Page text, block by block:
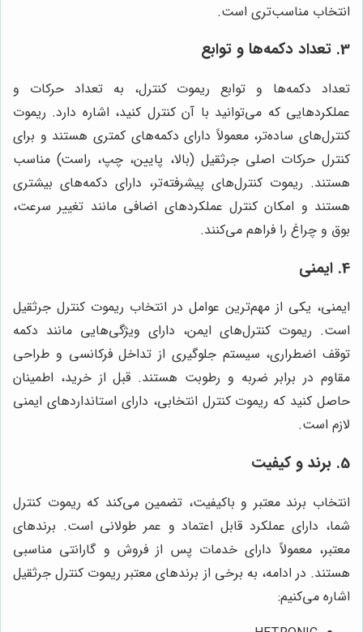
انتخاب مناسب‌تری است.
3. تعداد دکمه‌ها و توابع
تعداد دکمه‌ها و توابع ریموت کنترل، به تعداد حرکات و
عملکردهایی که می‌توانید با آن کنترل کنید، اشاره دارد. ریموت
کنترل‌های ساده‌تر، معمولاً دارای دکمه‌های کمتری هستند و برای
کنترل حرکات اصلی جرثقیل (بالا، پایین، چپ، راست) مناسب
هستند. ریموت کنترل‌های پیشرفته‌تر، دارای دکمه‌های بیشتری
هستند و امکان کنترل عملکردهای اضافی مانند تغییر سرعت،
بوق و چراغ را فراهم می‌کنند.
4. ایمنی
ایمنی، یکی از مهم‌ترین عوامل در انتخاب ریموت کنترل جرثقیل
است. ریموت کنترل‌های ایمن، دارای ویژگی‌هایی مانند دکمه
توقف اضطراری، سیستم جلوگیری از تداخل فرکانسی و طراحی
مقاوم در برابر ضربه و رطوبت هستند. قبل از خرید، اطمینان
حاصل کنید که ریموت کنترل انتخابی، دارای استانداردهای ایمنی
لازم است.
5. برند و کیفیت
انتخاب برند معتبر و باکیفیت، تضمین می‌کند که ریموت کنترل
شما، دارای عملکرد قابل اعتماد و عمر طولانی است. برندهای
معتبر، معمولاً دارای خدمات پس از فروش و گارانتی مناسبی
هستند. در ادامه، به برخی از برندهای معتبر ریموت کنترل جرثقیل
اشاره می‌کنیم: